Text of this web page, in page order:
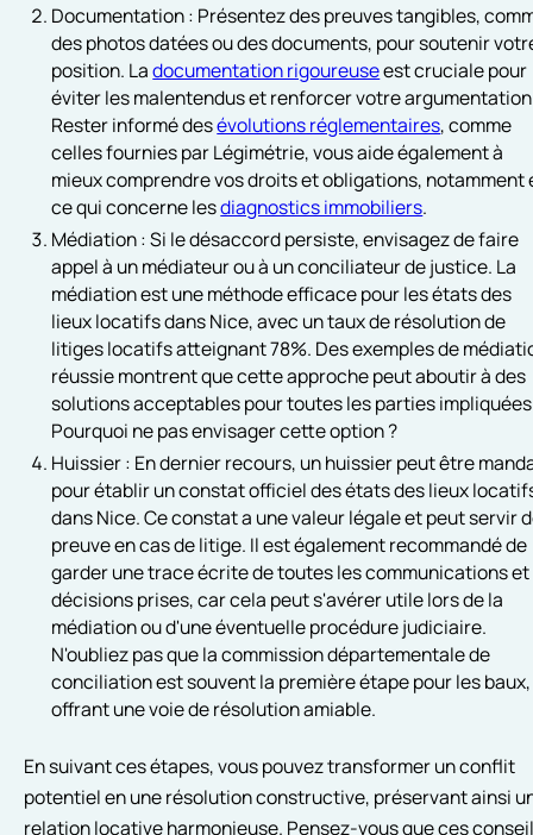
Documentation : Présentez des preuves tangibles,
des photos datées ou des documents, pour soutenir
position. Ladocumentation rigoureuseest cruciale pour
éviter les malentendus et renforcer votre
Rester informé desévolutions réglementaires, comme
celles fournies par Légimétrie, vous aide également à
mieux comprendre vos droits et obligations, notamment
ce qui concerne lesdiagnostics immobiliers.
Médiation : Si le désaccord persiste, envisagez de faire
appel à un médiateur ou à un conciliateur de justice. La
médiation est une méthode efficace pour les états des
lieux locatifs dans Nice, avec un taux de résolution de
litiges locatifs atteignant 78%. Des exemples de
réussie montrent que cette approche peut aboutir à des
solutions acceptables pour toutes les parties
Pourquoi ne pas envisager cette option ?
Huissier : En dernier recours, un huissier peut être
pour établir un constat officiel des états des lieux
dans Nice. Ce constat a une valeur légale et peut servir
preuve en cas de litige. Il est également recommandé de
garder une trace écrite de toutes les communications et
décisions prises, car cela peut s'avérer utile lors de la
médiation ou d'une éventuelle procédure judiciaire.
N'oubliez pas que la commission départementale de
conciliation est souvent la première étape pour les baux,
offrant une voie de résolution amiable.
En suivant ces étapes, vous pouvez transformer un conflit
potentiel en une résolution constructive, préservant ainsi
relation locative harmonieuse. Pensez-vous que ces